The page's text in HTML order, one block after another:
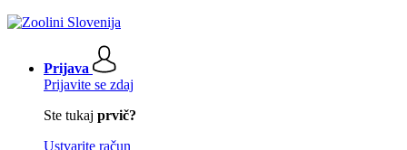
Prijava
Prijavite se zdaj
Ste tukaj prvič?
Ustvarite račun